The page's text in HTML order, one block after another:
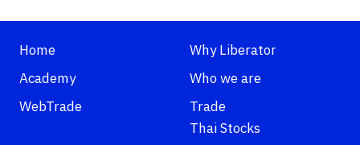
Home
Academy
WebTrade
Why Liberator
Who we are
Trade
Thai Stocks